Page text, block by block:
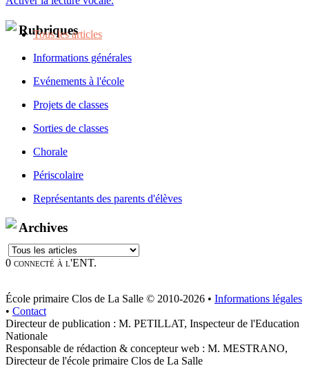
Rubriques
Tous les articles
Informations générales
Evénements à l'école
Projets de classes
Sorties de classes
Chorale
Périscolaire
Représentants des parents d'élèves
Archives
0 connecté à l'ENT.
École primaire Clos de La Salle © 2010-2026 • Informations légales
• Contact
Directeur de publication : M. PETILLAT, Inspecteur de l'Education
Nationale
Responsable de rédaction & concepteur web : M. MESTRANO,
Directeur de l'école primaire Clos de La Salle